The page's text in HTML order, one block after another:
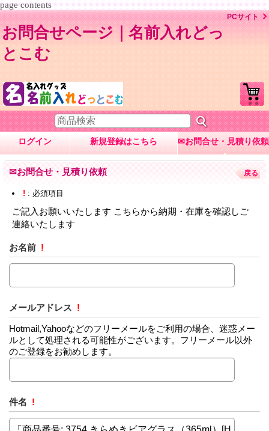
page contents
お問合せページ｜名前入れどっ
とこむ
PCサイト
ログイン 新規登録はこちら ✉お問合せ・見積り依頼
✉お問合せ・見積り依頼 戻る
! : 必須項目
ご記入お願いいたします こちらから納期・在庫を確認しご
連絡いたします
お名前 !
メールアドレス !
Hotmail,Yahooなどのフリーメールをご利用の場合、迷惑メー
ルとして処理される可能性がございます。フリーメール以外
のご登録をお勧めします。
件名 !